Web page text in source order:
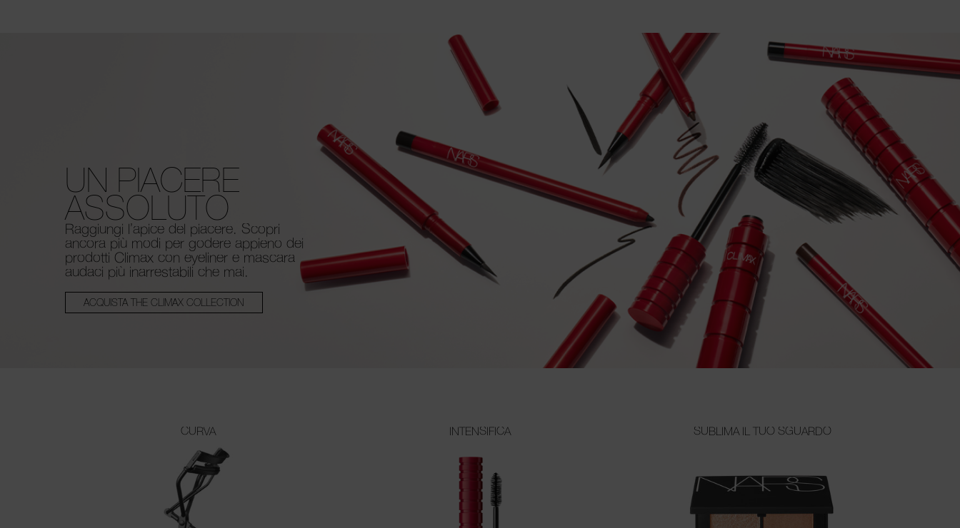
UN PIACERE
ASSOLUTO
Raggiungi l’apice del piacere. Scopri
ancora più modi per godere appieno dei
prodotti Climax con eyeliner e mascara
audaci più inarrestabili che mai.
ACQUISTA THE CLIMAX COLLECTION
CURVA INTENSIFICA SUBLIMA IL TUO SGUARDO